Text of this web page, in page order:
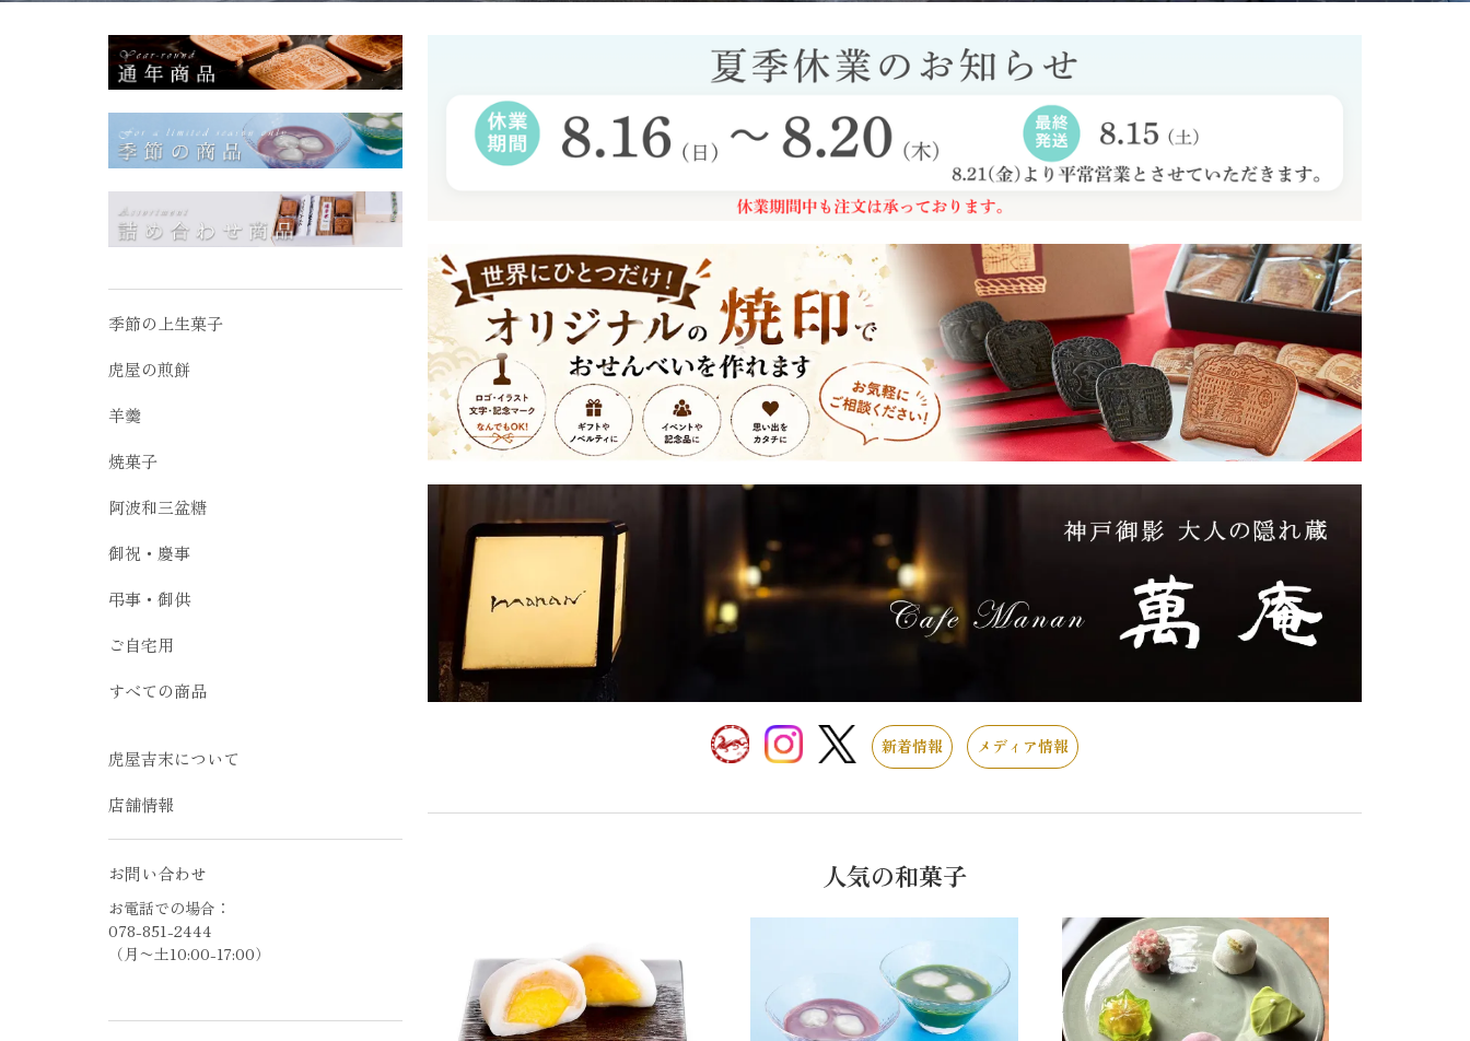
新着情報 メディア情報
人気の和菓子
季節の上生菓子
虎屋の煎餅
羊羹
焼菓子
阿波和三盆糖
御祝・慶事
弔事・御供
ご自宅用
すべての商品
虎屋吉末について
店舗情報
お問い合わせ
お電話での場合：
078-851-2444
（月〜土10:00-17:00）